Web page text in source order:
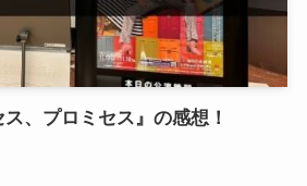
、プロミセス』の感想！